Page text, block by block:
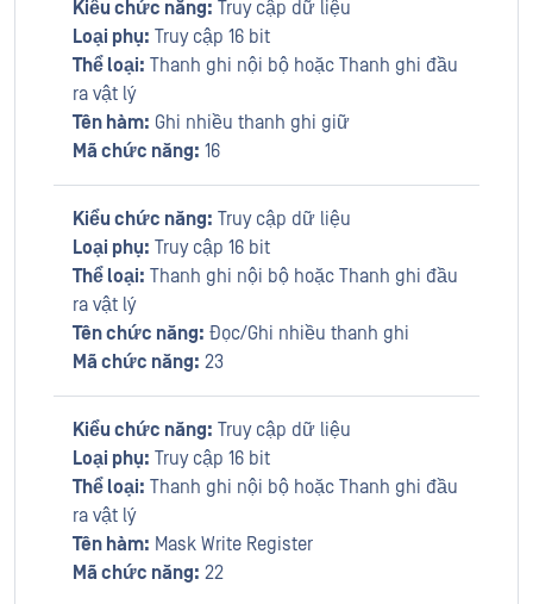
Kiểu chức năng: Truy cập dữ liệu
Loại phụ: Truy cập 16 bit
Thể loại: Thanh ghi nội bộ hoặc Thanh ghi đầu
ra vật lý
Tên hàm: Ghi nhiều thanh ghi giữ
Mã chức năng: 16
Kiểu chức năng: Truy cập dữ liệu
Loại phụ: Truy cập 16 bit
Thể loại: Thanh ghi nội bộ hoặc Thanh ghi đầu
ra vật lý
Tên chức năng: Đọc/Ghi nhiều thanh ghi
Mã chức năng: 23
Kiểu chức năng: Truy cập dữ liệu
Loại phụ: Truy cập 16 bit
Thể loại: Thanh ghi nội bộ hoặc Thanh ghi đầu
ra vật lý
Tên hàm: Mask Write Register
Mã chức năng: 22